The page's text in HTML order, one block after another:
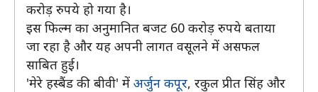
करोड़ रुपये हो गया है।
इस फिल्म का अनुमानित बजट 60 करोड़ रुपये बताया
जा रहा है और यह अपनी लागत वसूलने में असफल
साबित हुई।
'मेरे हस्बैंड की बीवी' में अर्जुन कपूर, रकुल प्रीत सिंह और